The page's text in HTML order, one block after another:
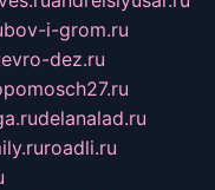
i-grom.ru
evro-dez.ru
delanalad.ru
roadli.ru